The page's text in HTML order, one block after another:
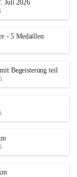
Juli 2026
- 5 Medaillen
Begeisterung teil